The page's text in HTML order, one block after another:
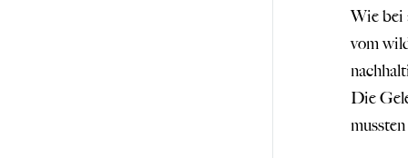
Wie bei
vom
Die